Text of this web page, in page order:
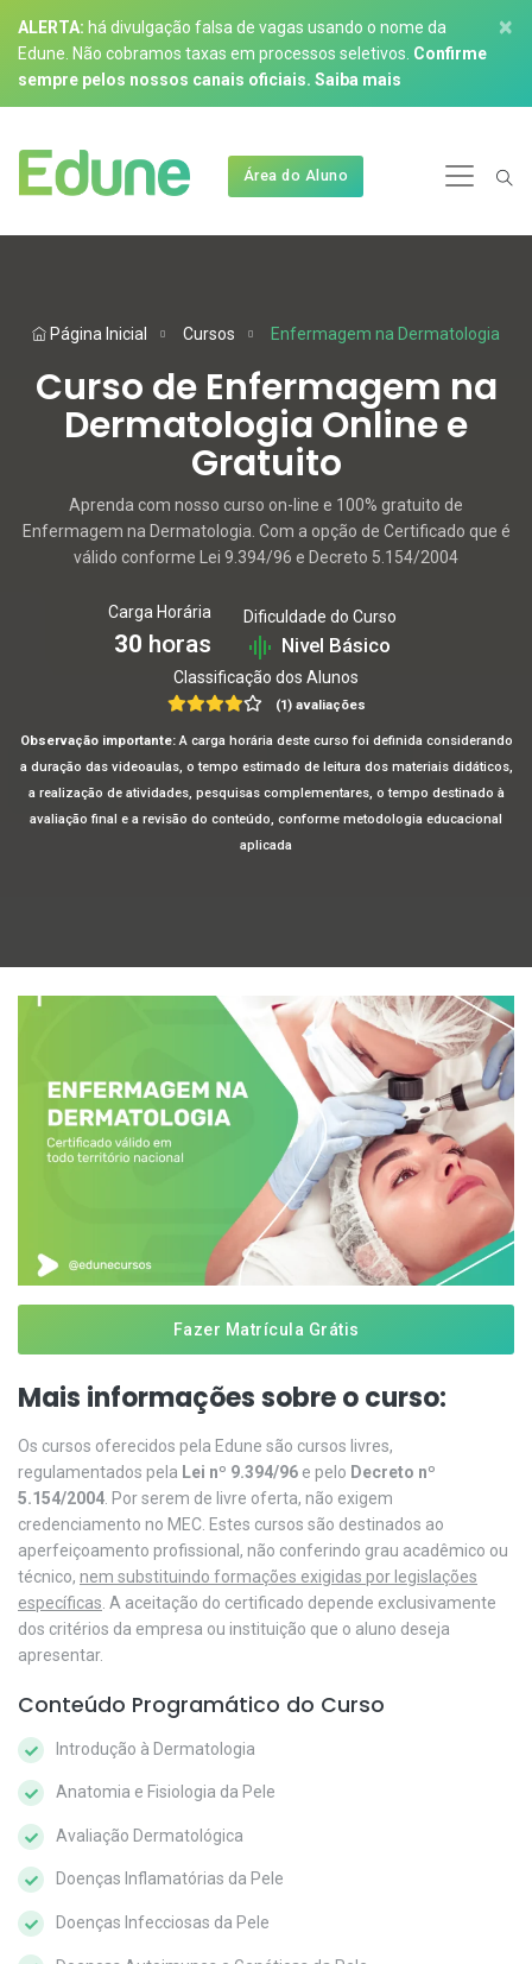
ALERTA: há divulgação falsa de vagas usando o nome da
Edune. Não cobramos taxas em processos seletivos. Confirme
sempre pelos nossos canais oficiais. Saiba mais
×
Área do Aluno
Página Inicial Cursos Enfermagem na Dermatologia
Curso de Enfermagem na
Dermatologia Online e
Gratuito
Aprenda com nosso curso on-line e 100% gratuito de
Enfermagem na Dermatologia. Com a opção de Certificado que é
válido conforme Lei 9.394/96 e Decreto 5.154/2004
Carga Horária
30 horas
Dificuldade do Curso
Nivel Básico
Classificação dos Alunos
(1) avaliações
Observação importante:A carga horária deste curso foi definida considerando
a duração das videoaulas, o tempo estimado de leitura dos materiais didáticos,
a realização de atividades, pesquisas complementares, o tempo destinado à
avaliação final e a revisão do conteúdo, conforme metodologia educacional
aplicada
Fazer Matrícula Grátis
Mais informações sobre o curso:
Os cursos oferecidos pela Edune são cursos livres,
regulamentados pela Lei nº 9.394/96 e pelo Decreto nº
5.154/2004 . Por serem de livre oferta, não exigem
credenciamento no MEC. Estes cursos são destinados ao
aperfeiçoamento profissional, não conferindo grau acadêmico ou
técnico, nem substituindo formações exigidas por legislações
específicas . A aceitação do certificado depende exclusivamente
dos critérios da empresa ou instituição que o aluno deseja
apresentar.
Conteúdo Programático do Curso
Introdução à Dermatologia
Anatomia e Fisiologia da Pele
Avaliação Dermatológica
Doenças Inflamatórias da Pele
Doenças Infecciosas da Pele